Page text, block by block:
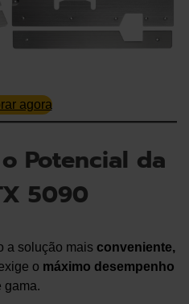
agora
Potencial da
5090
a solução mais conveniente,
o máximo desempenho
gama.